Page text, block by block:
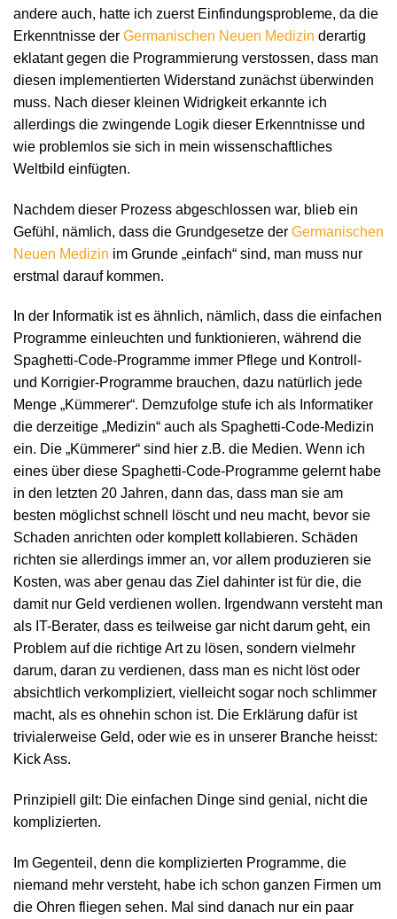
andere auch, hatte ich zuerst Einfindungsprobleme, da die
Erkenntnisse der Germanischen Neuen Medizin derartig
eklatant gegen die Programmierung verstossen, dass man
diesen implementierten Widerstand zunächst überwinden
muss. Nach dieser kleinen Widrigkeit erkannte ich
allerdings die zwingende Logik dieser Erkenntnisse und
wie problemlos sie sich in mein wissenschaftliches
Weltbild einfügten.
Nachdem dieser Prozess abgeschlossen war, blieb ein
Gefühl, nämlich, dass die Grundgesetze der Germanischen
Neuen Medizin im Grunde „einfach“ sind, man muss nur
erstmal darauf kommen.
In der Informatik ist es ähnlich, nämlich, dass die einfachen
Programme einleuchten und funktionieren, während die
Spaghetti-Code-Programme immer Pflege und Kontroll-
und Korrigier-Programme brauchen, dazu natürlich jede
Menge „Kümmerer“. Demzufolge stufe ich als Informatiker
die derzeitige „Medizin“ auch als Spaghetti-Code-Medizin
ein. Die „Kümmerer“ sind hier z.B. die Medien. Wenn ich
eines über diese Spaghetti-Code-Programme gelernt habe
in den letzten 20 Jahren, dann das, dass man sie am
besten möglichst schnell löscht und neu macht, bevor sie
Schaden anrichten oder komplett kollabieren. Schäden
richten sie allerdings immer an, vor allem produzieren sie
Kosten, was aber genau das Ziel dahinter ist für die, die
damit nur Geld verdienen wollen. Irgendwann versteht man
als IT-Berater, dass es teilweise gar nicht darum geht, ein
Problem auf die richtige Art zu lösen, sondern vielmehr
darum, daran zu verdienen, dass man es nicht löst oder
absichtlich verkompliziert, vielleicht sogar noch schlimmer
macht, als es ohnehin schon ist. Die Erklärung dafür ist
trivialerweise Geld, oder wie es in unserer Branche heisst:
Kick Ass.
Prinzipiell gilt: Die einfachen Dinge sind genial, nicht die
komplizierten.
Im Gegenteil, denn die komplizierten Programme, die
niemand mehr versteht, habe ich schon ganzen Firmen um
die Ohren fliegen sehen. Mal sind danach nur ein paar